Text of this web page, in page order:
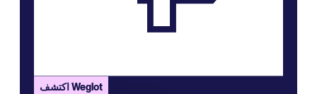
اكتشف Weglot